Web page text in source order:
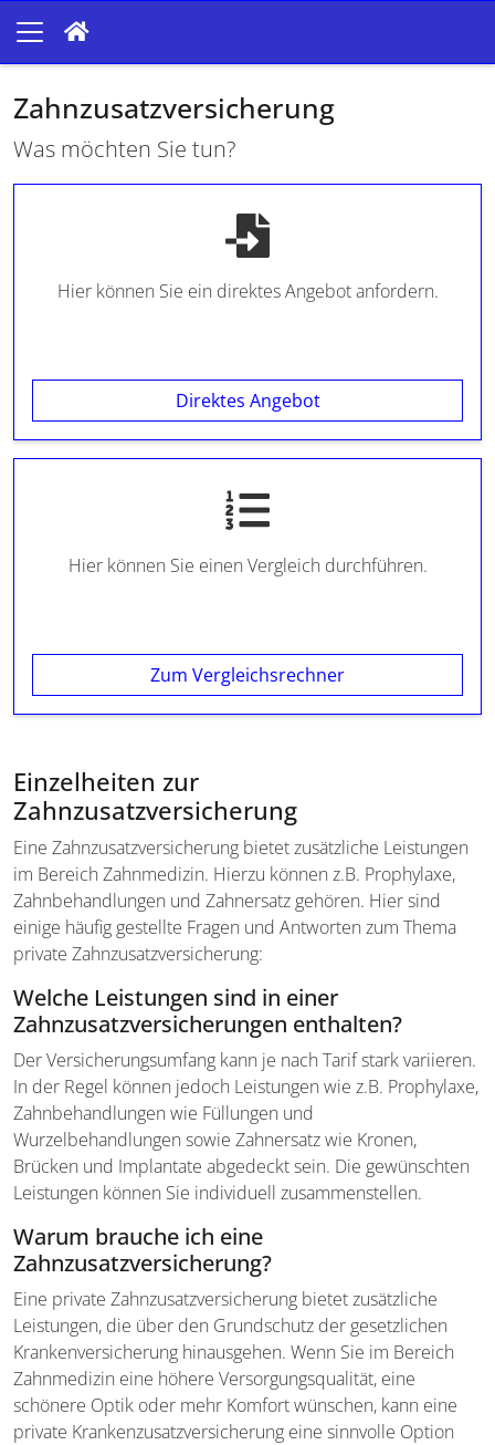
Zahnzusatzversicherung
Was möchten Sie tun?
Hier können Sie ein direktes Angebot anfordern.
Direktes Angebot
Hier können Sie einen Vergleich durchführen.
Zum Vergleichsrechner
Einzelheiten zur
Zahnzusatzversicherung
Eine Zahnzusatzversicherung bietet zusätzliche Leistungen
im Bereich Zahnmedizin. Hierzu können z.B. Prophylaxe,
Zahnbehandlungen und Zahnersatz gehören. Hier sind
einige häufig gestellte Fragen und Antworten zum Thema
private Zahnzusatzversicherung:
Welche Leistungen sind in einer
Zahnzusatzversicherungen enthalten?
Der Versicherungsumfang kann je nach Tarif stark variieren.
In der Regel können jedoch Leistungen wie z.B. Prophylaxe,
Zahnbehandlungen wie Füllungen und
Wurzelbehandlungen sowie Zahnersatz wie Kronen,
Brücken und Implantate abgedeckt sein. Die gewünschten
Leistungen können Sie individuell zusammenstellen.
Warum brauche ich eine
Zahnzusatzversicherung?
Eine private Zahnzusatzversicherung bietet zusätzliche
Leistungen, die über den Grundschutz der gesetzlichen
Krankenversicherung hinausgehen. Wenn Sie im Bereich
Zahnmedizin eine höhere Versorgungsqualität, eine
schönere Optik oder mehr Komfort wünschen, kann eine
private Krankenzusatzversicherung eine sinnvolle Option